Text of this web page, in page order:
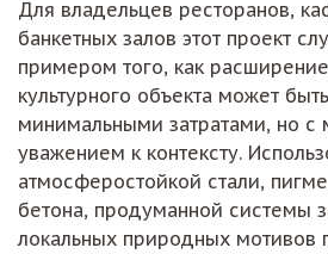
Для владельцев ресторанов,
банкетных залов этот проект
примером того, как
культурного объекта может
минимальными затратами, но с
уважением к контексту.
атмосферостойкой стали,
бетона, продуманной системы
локальных природных мотивов